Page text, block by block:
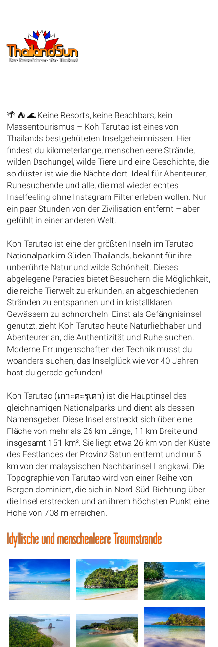
🌴 ⛺️ 🌊 Keine Resorts, keine Beachbars, kein
Massentourismus – Koh Tarutao ist eines von
Thailands bestgehüteten Inselgeheimnissen. Hier
findest du kilometerlange, menschenleere Strände,
wilden Dschungel, wilde Tiere und eine Geschichte, die
so düster ist wie die Nächte dort. Ideal für Abenteurer,
Ruhesuchende und alle, die mal wieder echtes
Inselfeeling ohne Instagram-Filter erleben wollen. Nur
ein paar Stunden von der Zivilisation entfernt – aber
gefühlt in einer anderen Welt.
Koh Tarutao ist eine der größten Inseln im Tarutao-
Nationalpark im Süden Thailands, bekannt für ihre
unberührte Natur und wilde Schönheit. Dieses
abgelegene Paradies bietet Besuchern die Möglichkeit,
die reiche Tierwelt zu erkunden, an abgeschiedenen
Stränden zu entspannen und in kristallklaren
Gewässern zu schnorcheln. Einst als Gefängnisinsel
genutzt, zieht Koh Tarutao heute Naturliebhaber und
Abenteurer an, die Authentizität und Ruhe suchen.
Moderne Errungenschaften der Technik musst du
woanders suchen, das Inselglück wie vor 40 Jahren
hast du gerade gefunden!
Koh Tarutao (เกาะตะรุเตา) ist die Hauptinsel des
gleichnamigen Nationalparks und dient als dessen
Namensgeber. Diese Insel erstreckt sich über eine
Fläche von mehr als 26 km Länge, 11 km Breite und
insgesamt 151 km². Sie liegt etwa 26 km von der Küste
des Festlandes der Provinz Satun entfernt und nur 5
km von der malaysischen Nachbarinsel Langkawi. Die
Topographie von Tarutao wird von einer Reihe von
Bergen dominiert, die sich in Nord-Süd-Richtung über
die Insel erstrecken und an ihrem höchsten Punkt eine
Höhe von 708 m erreichen.
Idyllische und menschenleere Traumstrände